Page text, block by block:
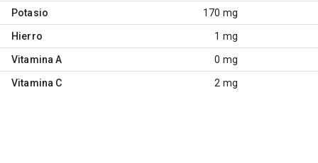
Potasio 170 mg
Hierro 1 mg
Vitamina A 0 mg
Vitamina C 2 mg